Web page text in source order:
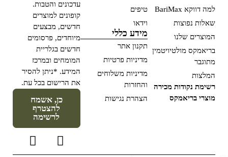
למה דווקא BariMax
שאלות נפוצות
המוצרים שלנו
בריאמקס מולטיויטמין
מתוגבר
המלצות
רשימת נקודות מכירה
מוצרי בריאמקס
טיפים
וידאו
מידע כללי
תקנון אתר
מדיניות פרטיות
מדיניות משלוחים
והחזרות
הצהרת נגישות
עדכונים והטבות.
קופונים למוצרים
חדשים, מבצעים
מיוחדים, פרסומים
חדשים בגלריית
המומחים ובמרכז
המידע. *ניתן להסיר
את הרישום בכל עת.
כן, אשמח
להצטרף
לרשימה